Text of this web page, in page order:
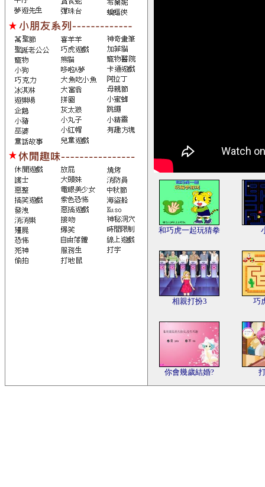
和巧虎一起玩猜拳
相親打扮3 巧
你會幾歲結婚?